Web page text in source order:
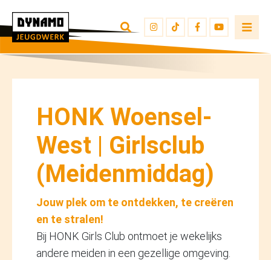
INSCHRIJVEN JEUGDWERKERS
HONK Woensel-
West | Girlsclub
(Meidenmiddag)
Jouw plek om te ontdekken, te creëren
en te stralen!
Bij HONK Girls Club ontmoet je wekelijks
andere meiden in een gezellige omgeving.